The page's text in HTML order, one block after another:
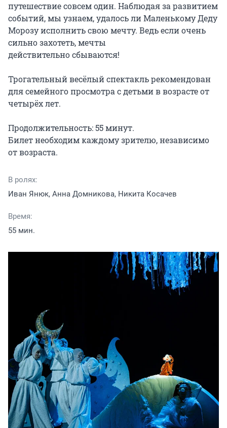
путешествие совсем один. Наблюдая за развитием
событий, мы узнаем, удалось ли Маленькому Деду
Морозу исполнить свою мечту. Ведь если очень
сильно захотеть, мечты
действительно сбываются!
Трогательный весёлый спектакль рекомендован
для семейного просмотра с детьми в возрасте от
четырёх лет.
Продолжительность: 55 минут.
Билет необходим каждому зрителю, независимо
от возраста.
В ролях:
Иван Янюк, Анна Домникова, Никита Косачев
Время:
55 мин.